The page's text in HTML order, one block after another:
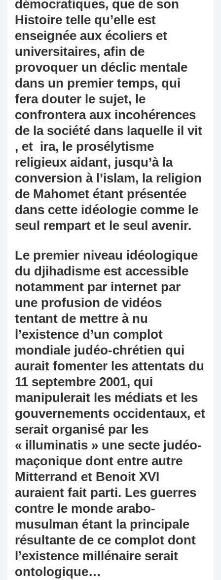
démocratiques, que de son
Histoire telle qu’elle est
enseignée aux écoliers et
universitaires, afin de
provoquer un déclic mentale
dans un premier temps, qui
fera douter le sujet, le
confrontera aux incohérences
de la société dans laquelle il vit
, et ira, le prosélytisme
religieux aidant, jusqu’à la
conversion à l’islam, la religion
de Mahomet étant présentée
dans cette idéologie comme le
seul rempart et le seul avenir.
Le premier niveau idéologique
du djihadisme est accessible
notamment par internet par
une profusion de vidéos
tentant de mettre à nu
l’existence d’un complot
mondiale judéo-chrétien qui
aurait fomenter les attentats du
11 septembre 2001, qui
manipulerait les médiats et les
gouvernements occidentaux, et
serait organisé par les
« illuminatis » une secte judéo-
maçonique dont entre autre
Mitterrand et Benoit XVI
auraient fait parti. Les guerres
contre le monde arabo-
musulman étant la principale
résultante de ce complot dont
l’existence millénaire serait
ontologique…